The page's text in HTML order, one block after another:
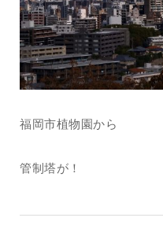
福岡市植物園から
管制塔が！